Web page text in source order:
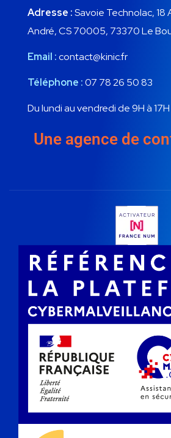
Adresse :Savoie Technolac, 18
André, CS 70005, 73370 Le
Email :contact@kinic.fr
Téléphone :07 78 26 50 83
Du lundi au vendredi de 9H à 17H
Une agence de